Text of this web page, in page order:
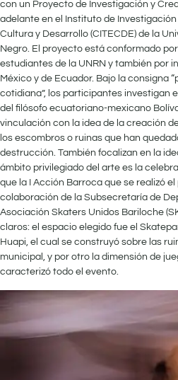
con un Proyecto de Investigación y
adelante en el Instituto de
Cultura y Desarrollo (CITECDE) de la
Negro. El proyecto está conformado
estudiantes de la UNRN y también por
México y de Ecuador. Bajo la consigna
cotidiana”, los participantes investigan
del filósofo ecuatoriano-mexicano
vinculación con la idea de la creación
los escombros o ruinas que han
destrucción. También focalizan en la
ámbito privilegiado del arte es la
que la I Acción Barroca que se realizó
colaboración de la Subsecretaría de
Asociación Skaters Unidos Bariloche
claros: el espacio elegido fue el
Huapi, el cual se construyó sobre las
municipal, y por otro la dimensión de
caracterizó todo el evento.